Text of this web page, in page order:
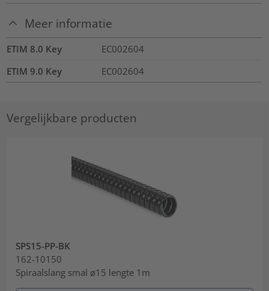
Meer informatie
ETIM 8.0 Key
EC002604
ETIM 9.0 Key
EC002604
Vergelijkbare producten
SPS15-PP-BK
162-10150
Spiraalslang smal ø15 lengte 1m